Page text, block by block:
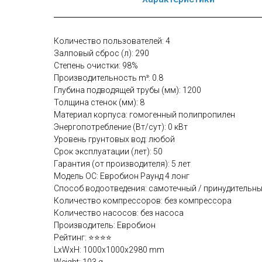
Количество пользователей: 4
Залповый сброс (л): 290
Степень очистки: 98%
Производительность m³: 0.8
Глубина подводящей трубы (мм): 1200
Толщина стенок (мм): 8
Материал корпуса: гомогенный полипропилен
Энергопотребление (Вт/сут): 0 кВт
Уровень грунтовых вод: любой
Срок эксплуатации (лет): 50
Гарантия (от производителя): 5 лет
Модель ОС: Евробион Раунд 4 лонг
Способ водоотведения: самотечный /
Количество компрессоров: без компрессора
Количество насосов: без насоса
Производитель: Евробион
Рейтинг: ⭐⭐⭐⭐
LxWxH: 1000x1000x2980 mm